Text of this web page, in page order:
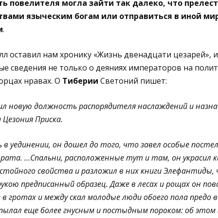
повелителя могла зайти так далеко, что
языческим богам или отправиться в иной
.
оставил нам хронику «Жизнь двенадцати цезарей»,
сведения не только о деяниях императоров на
нравах. О Тиберии Светоний пишет:
новую должность распорядителя наслаждений и
Приска.
в уединении, он дошел до того, что завел особые
…Спальни, расположенные тут и там, он украсил
свойства и разложил в них книги Элефантиды,
предписанный образец. Даже в лесах и рощах он
гротах и между скал молодые люди обоего пола предо
еще более гнусным и постыдным пороком: об